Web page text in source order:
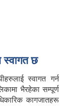
स्वागत छ
स्वागत गर्न
भैरहेका सम्पूर्ण
कागजातहरू